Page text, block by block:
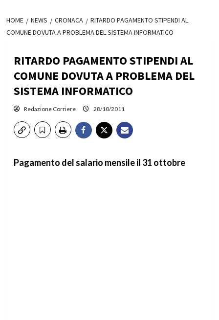
HOME NEWS CRONACA
RITARDO PAGAMENTO STIPENDI AL
COMUNE DOVUTA A PROBLEMA DEL SISTEMA INFORMATICO
RITARDO PAGAMENTO STIPENDI AL
COMUNE DOVUTA A PROBLEMA DEL
SISTEMA INFORMATICO
Redazione Corriere 28/10/2011
Pagamento del salario mensile il 31 ottobre